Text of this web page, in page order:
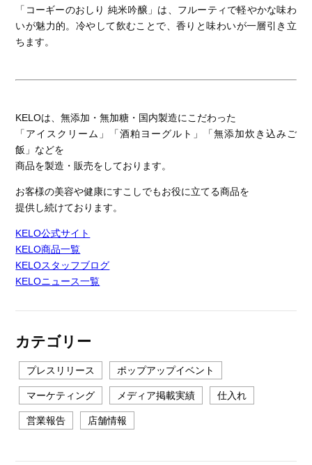
「コーギーのおしり 純米吟醸」は、フルーティで軽やかな味わ
いが魅力的。冷やして飲むことで、香りと味わいが一層引き立
ちます。
KELOは、無添加・無加糖・国内製造にこだわった
「アイスクリーム」「酒粕ヨーグルト」「無添加炊き込みご
飯」などを
商品を製造・販売をしております。
お客様の美容や健康にすこしでもお役に立てる商品を
提供し続けております。
KELO公式サイト
KELO商品一覧
KELOスタッフブログ
KELOニュース一覧
カテゴリー
プレスリリース ポップアップイベント
マーケティング メディア掲載実績 仕入れ
営業報告 店舗情報